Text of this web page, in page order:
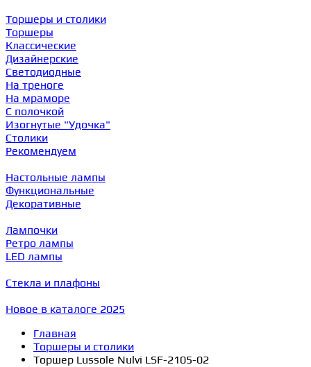
Торшеры и столики
Торшеры
Классические
Дизайнерские
Светодиодные
На треноге
На мраморе
С полочкой
Изогнутые "Удочка"
Столики
Рекомендуем
Настольные лампы
Функциональные
Декоративные
Лампочки
Ретро лампы
LED лампы
Стекла и плафоны
Новое в каталоге 2025
Главная
Торшеры и столики
Торшер Lussole Nulvi LSF-2105-02